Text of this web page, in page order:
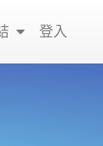
登入